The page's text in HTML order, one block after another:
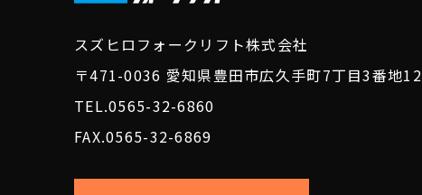
スズヒロフォークリフト株式会社
〒471-0036 愛知県豊田市広久手町7丁目3番地12
TEL.0565-32-6860
FAX.0565-32-6869